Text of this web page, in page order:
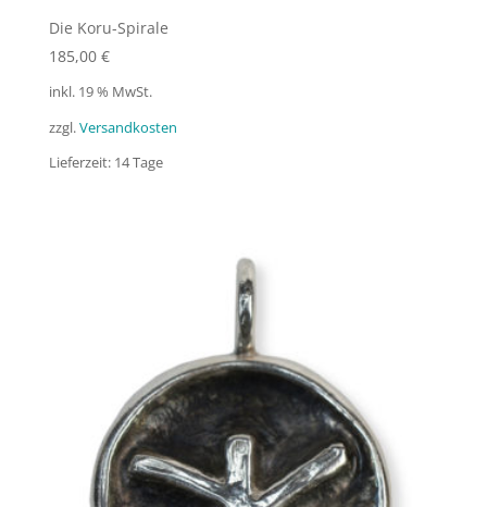
Die Koru-Spirale
185,00 €
inkl. 19 % MwSt.
zzgl.Versandkosten
Lieferzeit: 14 Tage